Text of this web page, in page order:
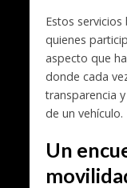
Estos
quienes
aspecto que
donde cada
transparencia
de un vehículo.
Un